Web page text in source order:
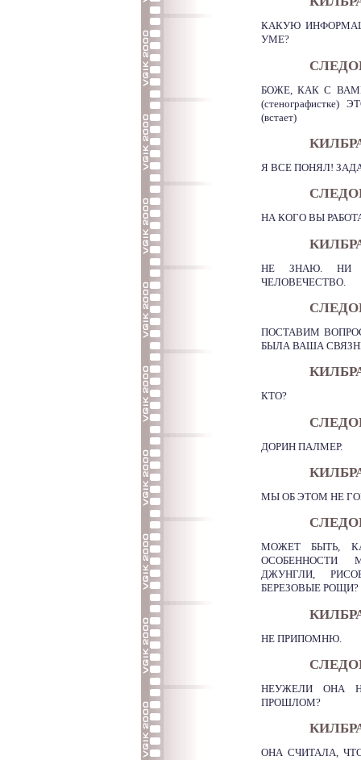
КАКУЮ
УМЕ?
БОЖЕ, КАК С
(встает)
Я ВСЕ ПОНЯЛ!
НА КОГО ВЫ
НЕ ЗНАЮ. НИ
ЧЕЛОВЕЧЕСТВО.
ПОСТАВИМ
БЫЛА ВАША
КТО?
ДОРИН ПАЛМЕР.
МЫ ОБ ЭТОМ НЕ
МОЖЕТ БЫТЬ,
ОСОБЕННОСТИ
ДЖУНГЛИ,
БЕРЕЗОВЫЕ РОЩИ?
НЕ ПРИПОМНЮ.
НЕУЖЕЛИ ОНА
ПРОШЛОМ?
ОНА СЧИТАЛА,